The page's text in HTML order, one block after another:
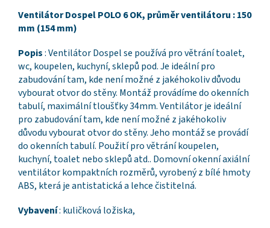
Ventilátor Dospel POLO 6 OK, průměr ventilátoru : 150
mm (154 mm)
Popis: Ventilátor Dospel se používá pro větrání toalet,
wc, koupelen, kuchyní, sklepů pod. Je ideální pro
zabudování tam, kde není možné z jakéhokoliv důvodu
vybourat otvor do stěny. Montáž provádíme do okenních
tabulí, maximální tloušťky 34mm. Ventilátor je ideální
pro zabudování tam, kde není možné z jakéhokoliv
důvodu vybourat otvor do stěny. Jeho montáž se provádí
do okenních tabulí. Použití pro větrání koupelen,
kuchyní, toalet nebo sklepů atd.. Domovní okenní axiální
ventilátor kompaktních rozměrů, vyrobený z bílé hmoty
ABS, která je antistatická a lehce čistitelná.
Vybavení: kuličková ložiska,